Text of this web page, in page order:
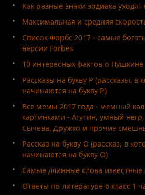
Как разные знаки зодиака уходят
Максимальная и средняя
Список Форбс 2017 - самые
версии Forbes
10 интересных фактов о Пушкине
Рассказы на букву Р (рассказы, в
начинаются на букву Р)
Все мемы 2017 года - мемный
картинками - Агутин, умный
Сычева, Дружко и прочие
Рассказ на букву О (рассказ, в
начинаются на букву О)
Самые длинные слова
Ответы по литературе 6 класс 1